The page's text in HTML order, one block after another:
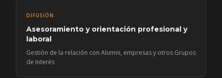
DIFUSIÓN
Asesoramiento y orientación profesional y
laboral
Gestión de la relación con Alumni, empresas y otros Grupos
de Interés